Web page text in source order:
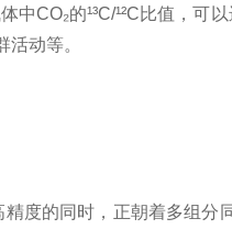
的¹³C/¹²C比值，可以
活动等。
的同时，正朝着多组分